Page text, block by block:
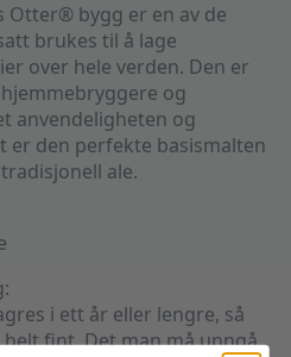
Otter® bygg er en av de
brukes til å lage
over hele verden. Den er
og
anvendeligheten og
er den perfekte basismalten
ale.
i ett år eller lengre, så
fint. Det man må unngå